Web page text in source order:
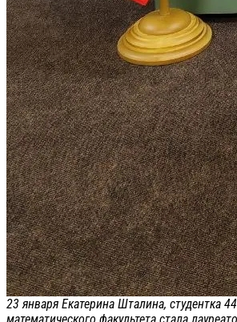
23 января Екатерина Шталина, студентка